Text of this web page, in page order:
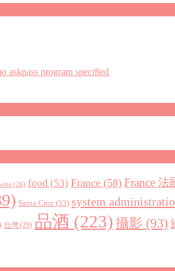
askpass program specified
(26) food (53) France (58) France 法
Santa Cruz (33) system
台灣 (29) 品酒 (223) 攝影 (93)